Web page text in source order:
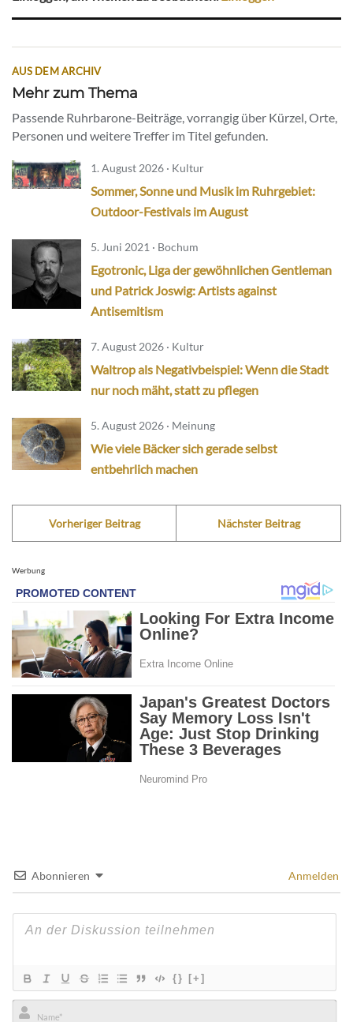
AUS DEM ARCHIV
Mehr zum Thema
Passende Ruhrbarone-Beiträge, vorrangig über Kürzel, Orte,
Personen und weitere Treffer im Titel gefunden.
1. August 2026 · Kultur
Sommer, Sonne und Musik im Ruhrgebiet:
Outdoor-Festivals im August
5. Juni 2021 · Bochum
Egotronic, Liga der gewöhnlichen Gentleman
und Patrick Joswig: Artists against
Antisemitism
7. August 2026 · Kultur
Waltrop als Negativbeispiel: Wenn die Stadt
nur noch mäht, statt zu pflegen
5. August 2026 · Meinung
Wie viele Bäcker sich gerade selbst
entbehrlich machen
Vorheriger Beitrag Nächster Beitrag
Werbung
Abonnieren Anmelden
{} [+]